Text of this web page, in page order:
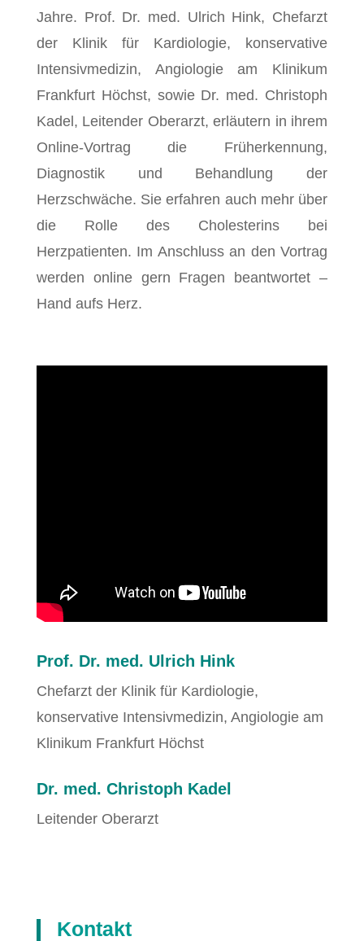
Jahre. Prof. Dr. med. Ulrich Hink, Chefarzt
der Klinik für Kardiologie, konservative
Intensivmedizin, Angiologie am Klinikum
Frankfurt Höchst, sowie Dr. med. Christoph
Kadel, Leitender Oberarzt, erläutern in ihrem
Online-Vortrag die Früherkennung,
Diagnostik und Behandlung der
Herzschwäche. Sie erfahren auch mehr über
die Rolle des Cholesterins bei
Herzpatienten. Im Anschluss an den Vortrag
werden online gern Fragen beantwortet –
Hand aufs Herz.
Prof. Dr. med. Ulrich Hink
Chefarzt der Klinik für Kardiologie,
konservative Intensivmedizin, Angiologie am
Klinikum Frankfurt Höchst
Dr. med. Christoph Kadel
Leitender Oberarzt
Kontakt